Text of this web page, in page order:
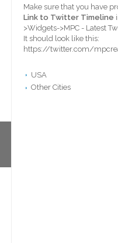
Make sure that you have
Link to Twitter Timeline
>Widgets->MPC - Latest
It should look like this:
https://twitter.com/
USA
Other Cities